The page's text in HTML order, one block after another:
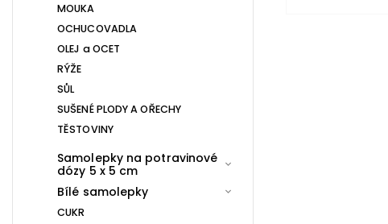
MOUKA
OCHUCOVADLA
OLEJ a OCET
RÝŽE
SŮL
SUŠENÉ PLODY A OŘECHY
TĚSTOVINY
Samolepky na potravinové
dózy 5 x 5 cm
Bílé samolepky
CUKR